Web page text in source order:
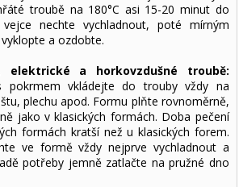
troubě na 180°C asi 15-20 minut do
vejce nechte vychladnout, poté mírným
a ozdobte.
elektrické a horkovzdušné troubě:
pokrmem vkládejte do trouby vždy na
plechu apod. Formu plňte rovnoměrně,
jako v klasických formách. Doba pečení
formách kratší než u klasických forem.
ve formě vždy nejprve vychladnout a
potřeby jemně zatlačte na pružné dno